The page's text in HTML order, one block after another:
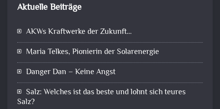
Aktuelle Beiträge
AKWs Kraftwerke der Zukunft…
Maria Telkes, Pionierin der Solarenergie
Danger Dan – Keine Angst
Salz: Welches ist das beste und lohnt sich teures
Salz?